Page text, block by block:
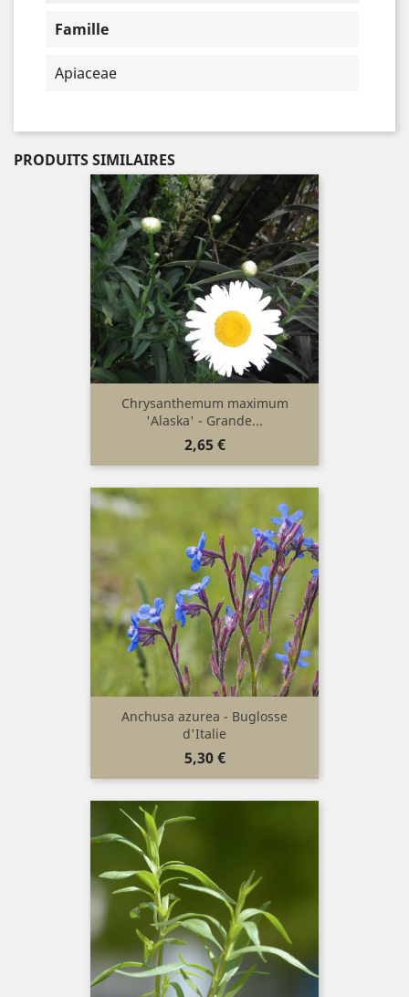
Famille
Apiaceae
PRODUITS SIMILAIRES
Chrysanthemum maximum
'Alaska' - Grande...
Prix
2,65 €
Anchusa azurea - Buglosse
d'Italie
Prix
5,30 €